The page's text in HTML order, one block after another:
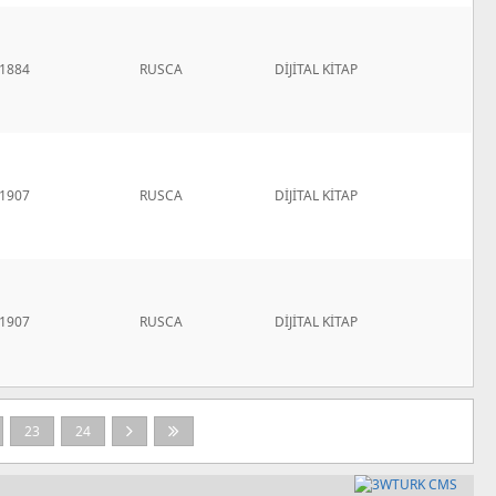
1884 RUSCA DİJİTAL KİTAP
1907 RUSCA DİJİTAL KİTAP
1907 RUSCA DİJİTAL KİTAP
23 24